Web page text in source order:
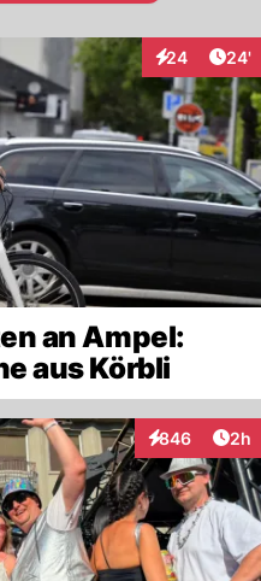
24
Interaktionen
24'
an Ampel:
aus Körbli
846
Interaktionen
2h